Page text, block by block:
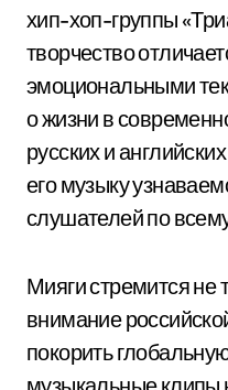
хип-хоп-группы
творчество
эмоциональными
о жизни в
русских и
его музыку
слушателей по
Мияги стремится не
внимание
покорить